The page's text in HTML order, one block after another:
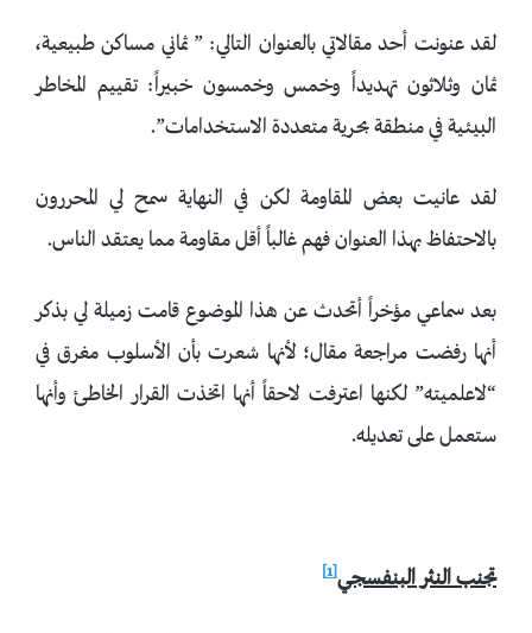
لقد عنونت أحد مقالاتي بالعنوان التالي: ” ثماني مساكن طبيعية،
ثمان وثلاثون تهديداً وخمس وخمسون خبيراً: تقييم المخاطر
البيئية في منطقة بحرية متعددة الاستخدامات”.
لقد عانيت بعض المقاومة لكن في النهاية سمح لي المحررون
بالاحتفاظ بهذا العنوان فهم غالباً أقل مقاومة مما يعتقد الناس.
بعد سماعي مؤخراً أتحدث عن هذا الموضوع قامت زميلة لي بذكر
أنها رفضت مراجعة مقال؛ لأنها شعرت بأن الأسلوب مغرق في
“لاعلميته” لكنها اعترفت لاحقاً أنها اتخذت القرار الخاطئ وأنها
ستعمل على تعديله.
تجنب النثر البنفسجي[1]